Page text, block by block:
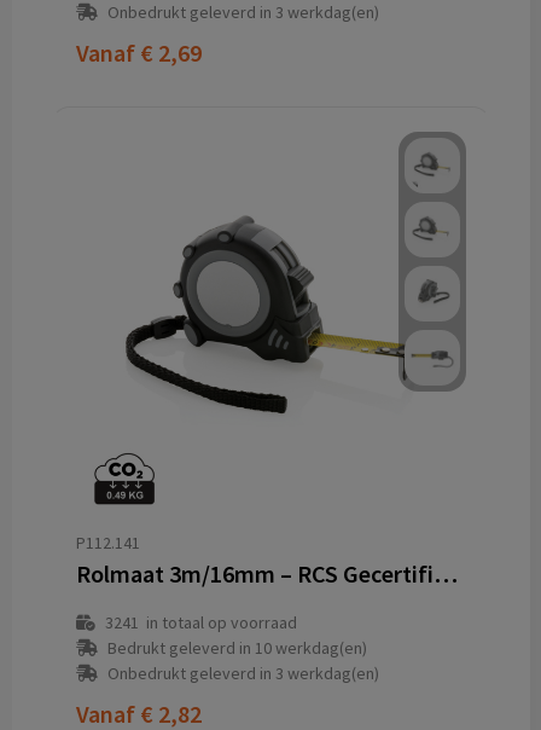
Onbedrukt geleverd in 3 werkdag(en)
Vanaf € 2,69
P112.141
Rolmaat 3m/16mm – RCS Gecertificeerd Gerecycled ABS met TRP Grip
3241 in totaal op voorraad
Bedrukt geleverd in 10 werkdag(en)
Onbedrukt geleverd in 3 werkdag(en)
Vanaf € 2,82